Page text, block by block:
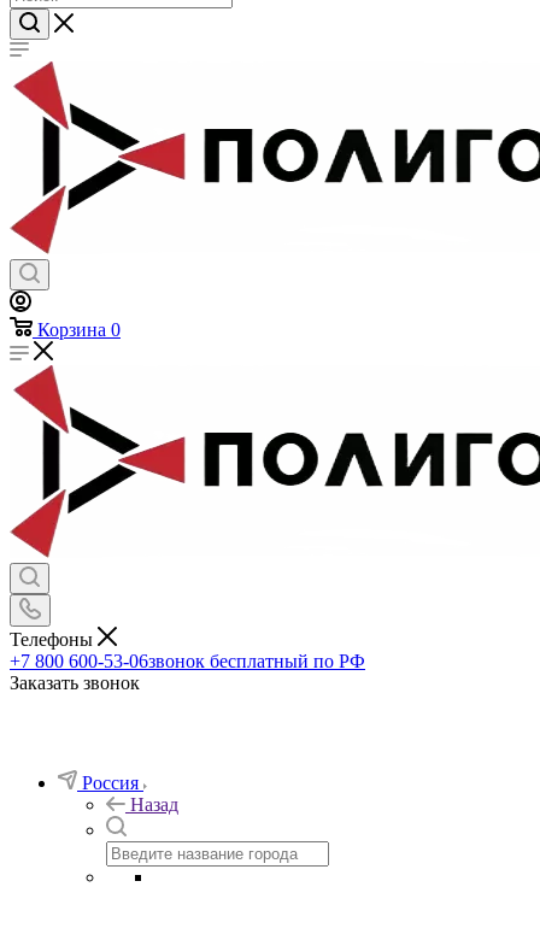
Корзина 0
Телефоны
+7 800 600-53-06звонок бесплатный по РФ
Заказать звонок
Россия
Назад